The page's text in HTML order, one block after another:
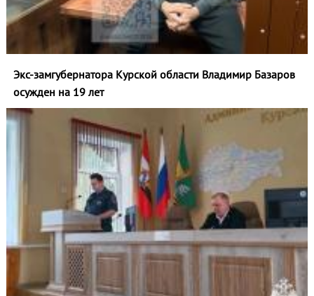
Экс-замгубернатора Курской области Владимир Базаров
осужден на 19 лет